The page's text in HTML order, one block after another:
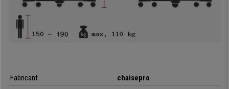
stabilité maximale.
Les accoudoirs sont ajustables en hauteur,
détail qui vous aidera à trouver la position idéale pour plus de confort.
Il s’agit incontestablement d’une chaise de bureau sublime et à un prix
Fabricant
chaisepro